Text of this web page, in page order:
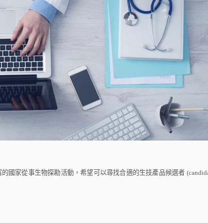
家從事生物探勘活動，希望可以尋找合適的生技產品候選者